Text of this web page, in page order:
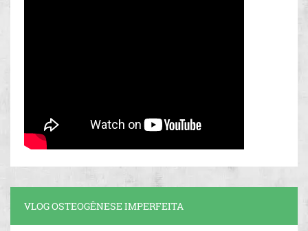
VLOG OSTEOGÊNESE IMPERFEITA